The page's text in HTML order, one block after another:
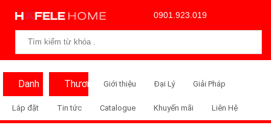
0901.923.019
Danh
Mục
Thương
Hiệu
Giới thiệu Đại Lý Giải Pháp
Lắp đặt Tin tức Catalogue Khuyến mãi Liên Hệ